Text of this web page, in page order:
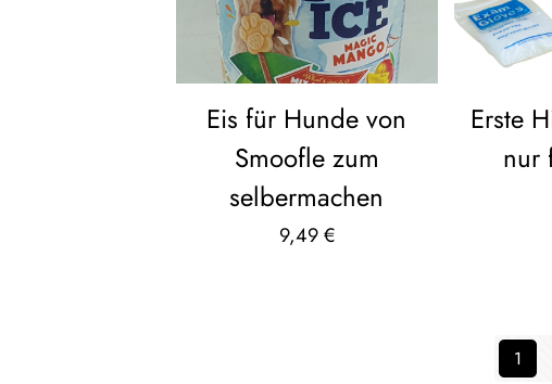
Eis für Hunde von
Smoofle zum
selbermachen
9,49€
Erste
nur
1